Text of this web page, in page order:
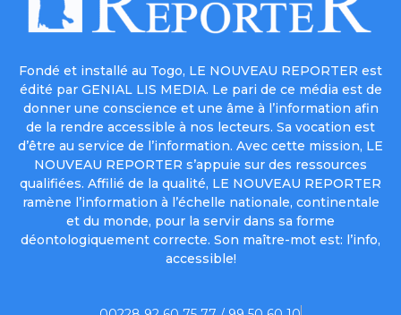
Fondé et installé au Togo, LE NOUVEAU REPORTER est
édité par GENIAL LIS MEDIA. Le pari de ce média est de
donner une conscience et une âme à l’information afin
de la rendre accessible à nos lecteurs. Sa vocation est
d’être au service de l’information. Avec cette mission, LE
NOUVEAU REPORTER s’appuie sur des ressources
qualifiées. Affilié de la qualité, LE NOUVEAU REPORTER
ramène l’information à l’échelle nationale, continentale
et du monde, pour la servir dans sa forme
déontologiquement correcte. Son maître-mot est: l’info,
accessible!